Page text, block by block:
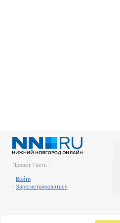
Привет, Гость !
- Войти
- Зарегистрироваться